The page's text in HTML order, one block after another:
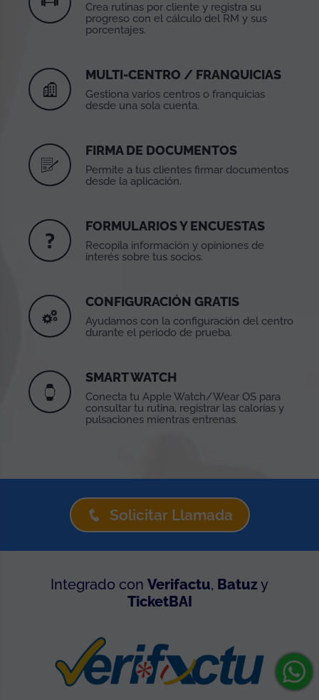
Crea rutinas por cliente y registra su
progreso con el cálculo del RM y sus
porcentajes.
MULTI-CENTRO / FRANQUICIAS
Gestiona varios centros o franquicias
desde una sola cuenta.
FIRMA DE DOCUMENTOS
Permite a tus clientes firmar documentos
desde la aplicación.
FORMULARIOS Y ENCUESTAS
Recopila información y opiniones de
interés sobre tus socios.
CONFIGURACIÓN GRATIS
Ayudamos con la configuración del centro
durante el periodo de prueba.
SMART WATCH
Conecta tu Apple Watch/Wear OS para
consultar tu rutina, registrar las calorías y
pulsaciones mientras entrenas.
Solicitar Llamada
Integrado con Verifactu, Batuzy
TicketBAI